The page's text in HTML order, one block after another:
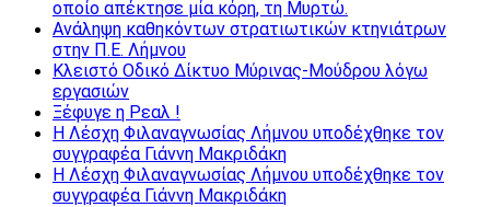
οποίο απέκτησε μία κόρη, τη Μυρτώ.
Ανάληψη καθηκόντων στρατιωτικών κτηνιάτρων
στην Π.Ε. Λήμνου
Κλειστό Οδικό Δίκτυο Μύρινας-Μούδρου λόγω
εργασιών
Ξέφυγε η Ρεαλ !
Η Λέσχη Φιλαναγνωσίας Λήμνου υποδέχθηκε τον
συγγραφέα Γιάννη Μακριδάκη
Η Λέσχη Φιλαναγνωσίας Λήμνου υποδέχθηκε τον
συγγραφέα Γιάννη Μακριδάκη